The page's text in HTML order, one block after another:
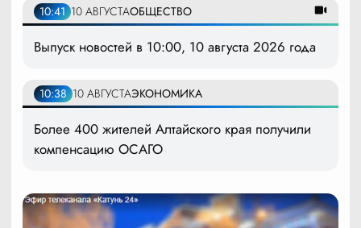
10:41 10 АВГУСТАОБЩЕСТВО
Выпуск новостей в 10:00, 10 августа 2026 года
10:38 10 АВГУСТАЭКОНОМИКА
Более 400 жителей Алтайского края получили
компенсацию ОСАГО